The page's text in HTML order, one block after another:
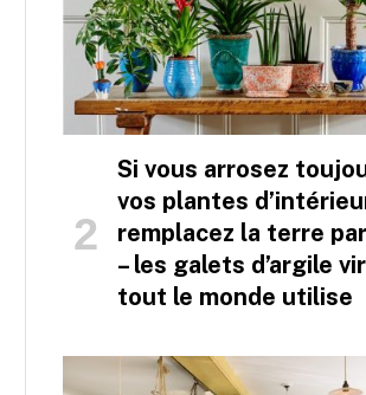
Si vous arrosez
vos plantes
remplacez la terre
– les galets d’argile
tout le monde utilise